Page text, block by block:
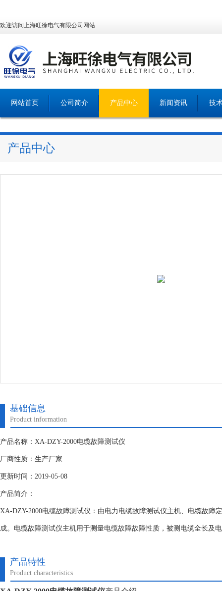
欢迎访问上海旺徐电气有限公司网站
网站首页 公司简介 产品中心 新闻资讯 技
产品中心
基础信息
Product information
产品名称：XA-DZY-2000电缆故障测试仪
厂商性质：生产厂家
更新时间：2019-05-08
产品简介：
XA-DZY-2000电缆故障测试仪：由电力电缆故障测试仪主机、电缆故障
成。电缆故障测试仪主机用于测量电缆故障故障性质，被测电缆全长及
产品特性
Product characteristics